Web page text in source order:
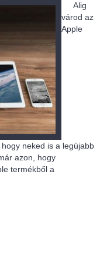
Alig
várod az
Apple
neked is a legújabb
már azon, hogy
termékből a